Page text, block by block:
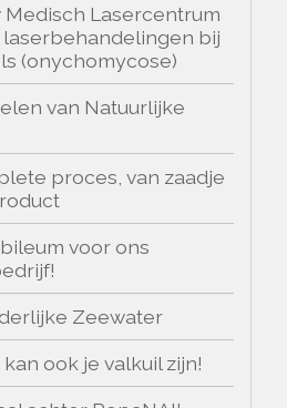
Medisch Lasercentrum
laserbehandelingen bij
(onychomycose)
van Natuurlijke
proces, van zaadje
voor ons
Zeewater
ook je valkuil zijn!